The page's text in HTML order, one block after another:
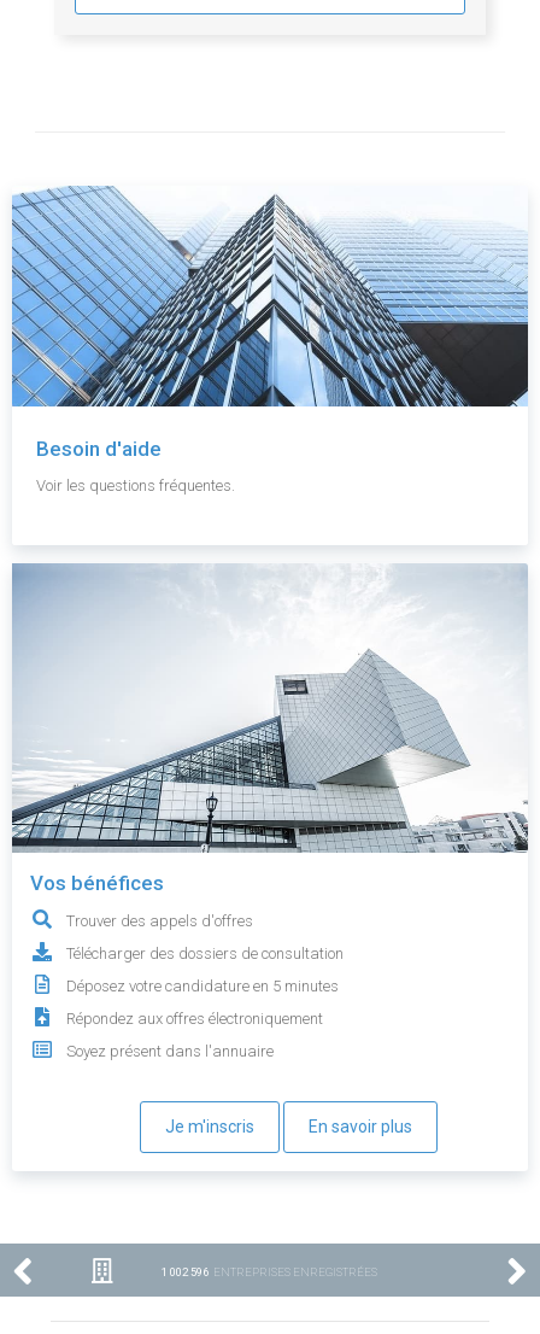
Besoin d'aide
Voir les questions fréquentes.
Vos bénéfices
Trouver des appels d'offres
Télécharger des dossiers de consultation
Déposez votre candidature en 5 minutes
Répondez aux offres électroniquement
Soyez présent dans l'annuaire
Je m'inscris En savoir plus
1 002 596 ENTREPRISES ENREGISTRÉES